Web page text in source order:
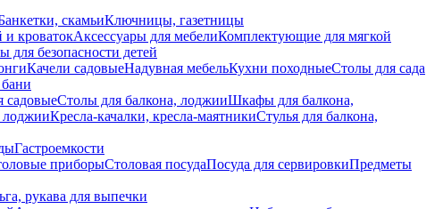
скамьиКлючницы, газетницы
кроватокАксессуары для мебелиКомплектующие для мягкой
для безопасности детей
Качели садовыеНадувная мебельКухни походныеСтолы для сада
садовыеСтолы для балкона, лоджииШкафы для балкона,
лоджииКресла-качалки, кресла-маятникиСтулья для балкона,
Гастроемкости
приборыСтоловая посудаПосуда для сервировкиПредметы
рукава для выпечки